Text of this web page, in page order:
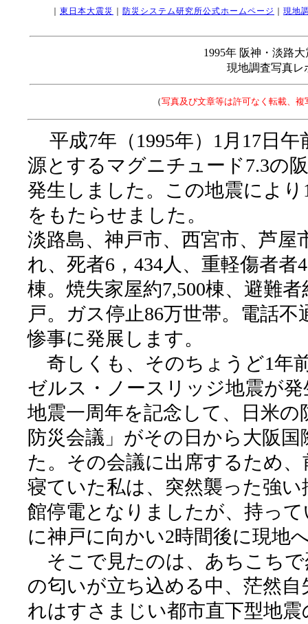
東日本大震災 防災システム研究所公式ホームページ 現地
1995年 阪神・淡路
現地調査写真レ
（写真及び文章等は許可なく転載、
平成7年（1995年）1月17日
源とするマグニチュード7.3の
発生しました。この地震によ
をもたらせました。
淡路島、神戸市、西宮市、芦
れ、死者6，434人、重軽傷者者
棟。焼失家屋約7,500棟、避難
戸。ガス停止86万世帯。電話
惨事に発展します。
奇しくも、そのちょうど1年
ゼルス・ノースリッジ地震が
地震一周年を記念して、日米
防災会議」がその日から大阪
た。その会議に出席するため
寝ていた私は、突然襲った強
館停電となりましたが、持っ
に神戸に向かい2時間後に現地
そこで見たのは、あちこち
の匂いが立ち込める中、茫然
れはすさまじい都市直下型地